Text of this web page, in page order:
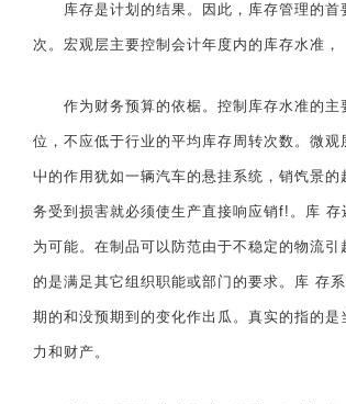
库存是计划的结果。因此，库存管理的首
次。宏观层主要控制会计年度内的库存水准，
作为财务预算的依椐。控制库存水准的主
位，不应低于行业的平均库存周转次数。微
屮的作用犹如一辆汽车的悬挂系统，销饩景
务受到损害就必须使生产直接响应销f!。库
为可能。在制品可以防范由于不稳定的物流
的是满足其它组织职能或部门的要求。库 存
期的和没预期到的变化作出瓜。真实的指的
力和财产。